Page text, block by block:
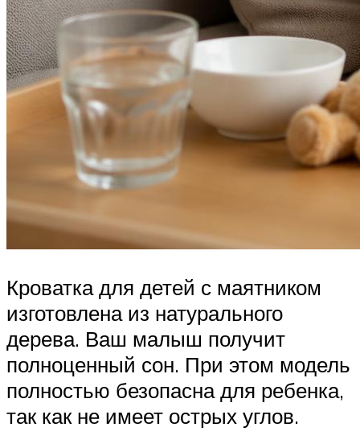
Кроватка для детей с маятником
изготовлена из натурального
дерева. Ваш малыш получит
полноценный сон. При этом модель
полностью безопасна для ребенка,
так как не имеет острых углов.